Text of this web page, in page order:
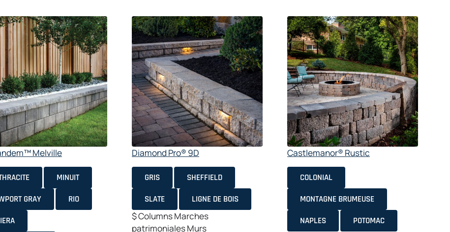
Melville
MINUIT
GRAY
RIO
Diamond Pro® 9D
GRIS
SHEFFIELD
SLATE
LIGNE DE BOIS
$ColumnsMarches
patrimoniales Murs
Castlemanor® Rustic
COLONIAL
MONTAGNE BRUMEUSE
NAPLES
POTOMAC